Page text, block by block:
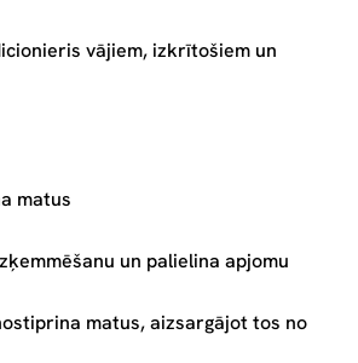
vājiem, izkrītošiem un
matus
un palielina apjomu
matus, aizsargājot tos no